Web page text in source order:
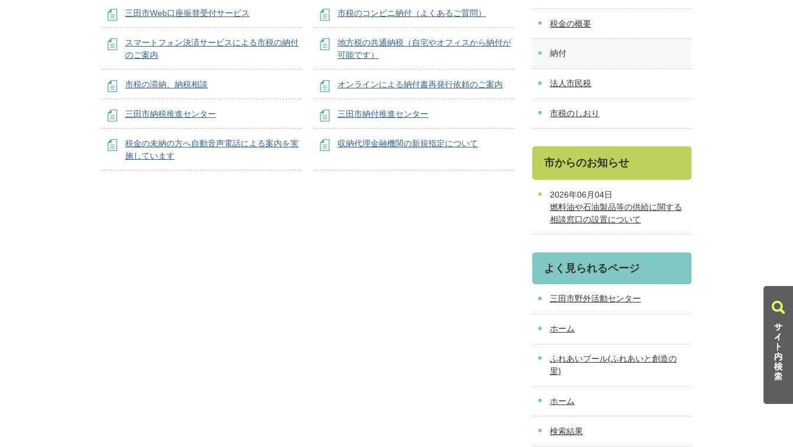
三田市Web口座振替受付サービス 市税のコンビニ納付（よくあるご質問）
スマートフォン決済サービスによる市税の納付
のご案内
地方税の共通納税（自宅やオフィスから納付が
可能です）
市税の滞納、納税相談 オンラインによる納付書再発行依頼のご案内
三田市納税推進センター 三田市納付推進センター
税金の未納の方へ自動音声電話による案内を実
施しています
収納代理金融機関の新規指定について
税金の概要
納付
法人市民税
市税のしおり
市からのお知らせ
2026年06月04日
燃料油や石油製品等の供給に関する
相談窓口の設置について
よく見られるページ
三田市野外活動センター
ホーム
ふれあいプール(ふれあいと創造の
里)
ホーム
検索結果